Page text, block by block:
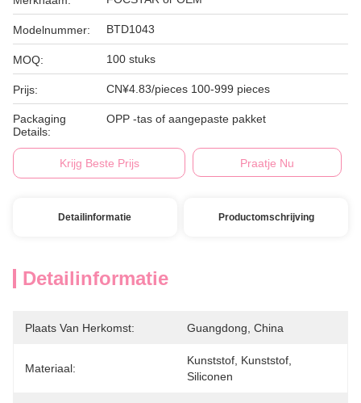
Modelnummer: BTD1043
MOQ: 100 stuks
Prijs: CN¥4.83/pieces 100-999 pieces
Packaging
Details:
OPP -tas of aangepaste pakket
Krijg Beste Prijs Praatje Nu
Detailinformatie Productomschrijving
Detailinformatie
Plaats Van Herkomst: Guangdong, China
Materiaal:
Kunststof, Kunststof,
Siliconen